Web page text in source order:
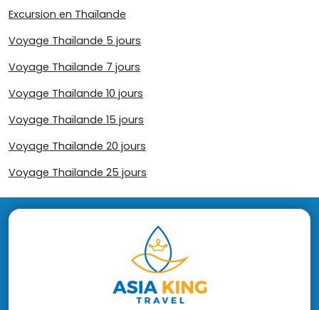
Excursion en Thaïlande
Voyage Thaïlande 5 jours
Voyage Thaïlande 7 jours
Voyage Thaïlande 10 jours
Voyage Thaïlande 15 jours
Voyage Thaïlande 20 jours
Voyage Thailande 25 jours